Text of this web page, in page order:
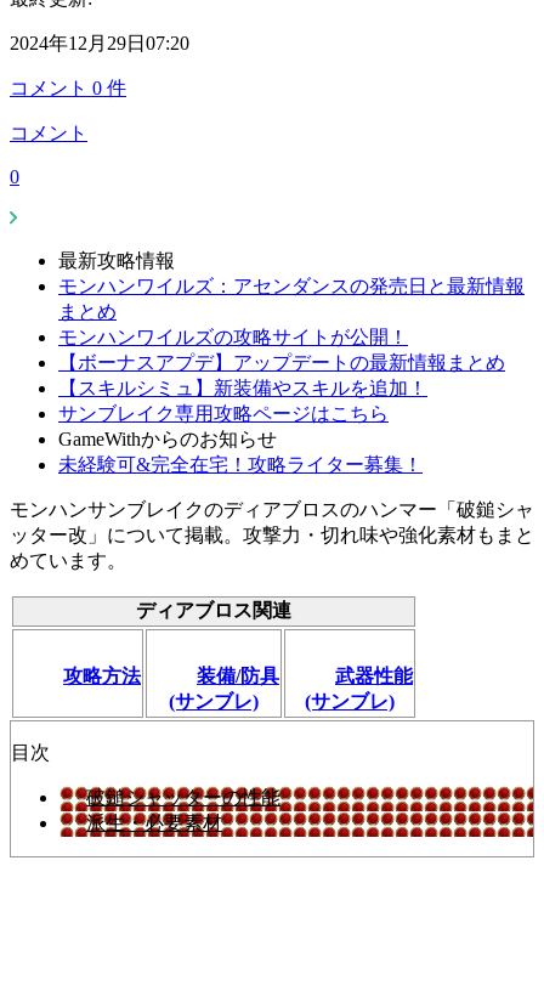
2024年12月29日07:20
コメント 0 件
コメント
0
最新攻略情報
モンハンワイルズ：アセンダンスの発売日と最新情報
まとめ
モンハンワイルズの攻略サイトが公開！
【ボーナスアプデ】アップデートの最新情報まとめ
【スキルシミュ】新装備やスキルを追加！
サンブレイク専用攻略ページはこちら
GameWithからのお知らせ
未経験可&完全在宅！攻略ライター募集！
モンハンサンブレイクのディアブロスのハンマー「破鎚シャ
ッター改」について掲載。攻撃力・切れ味や強化素材もまと
めています。
ディアブロス関連
攻略方法
装備/防具
(サンブレ)
武器性能
(サンブレ)
目次
破鎚シャッターの性能
派生・必要素材